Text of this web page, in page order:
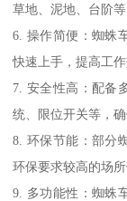
草地、泥地、台阶
6. 操作简便：蜘蛛
快速上手，提高工作
7. 安全性高：配备
统、限位开关等，
8. 环保节能：部分
环保要求较高的场所
9. 多功能性：蜘蛛